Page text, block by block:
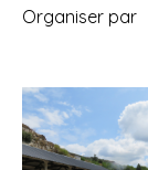
Organiser par